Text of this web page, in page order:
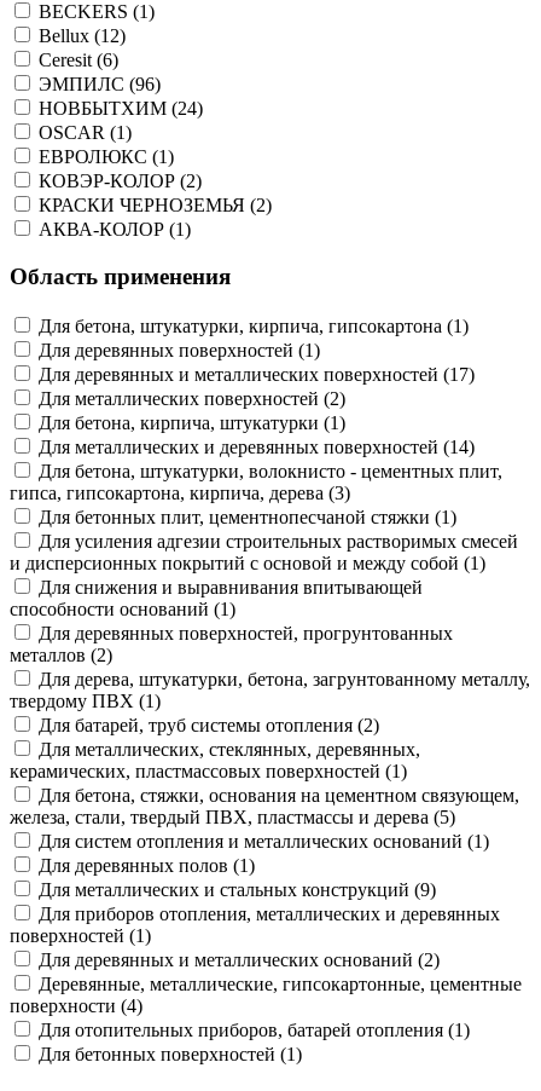
BECKERS (1)
Bellux (12)
Ceresit (6)
ЭМПИЛС (96)
НОВБЫТХИМ (24)
OSCAR (1)
ЕВРОЛЮКС (1)
КОВЭР-КОЛОР (2)
КРАСКИ ЧЕРНОЗЕМЬЯ (2)
АКВА-КОЛОР (1)
Область применения
Для бетона, штукатурки, кирпича, гипсокартона (1)
Для деревянных поверхностей (1)
Для деревянных и металлических поверхностей (17)
Для металлических поверхностей (2)
Для бетона, кирпича, штукатурки (1)
Для металлических и деревянных поверхностей (14)
Для бетона, штукатурки, волокнисто - цементных плит,
гипса, гипсокартона, кирпича, дерева (3)
Для бетонных плит, цементнопесчаной стяжки (1)
Для усиления адгезии строительных растворимых смесей
и дисперсионных покрытий с основой и между собой (1)
Для снижения и выравнивания впитывающей
способности оснований (1)
Для деревянных поверхностей, прогрунтованных
металлов (2)
Для дерева, штукатурки, бетона, загрунтованному металлу,
твердому ПВХ (1)
Для батарей, труб системы отопления (2)
Для металлических, стеклянных, деревянных,
керамических, пластмассовых поверхностей (1)
Для бетона, стяжки, основания на цементном связующем,
железа, стали, твердый ПВХ, пластмассы и дерева (5)
Для систем отопления и металлических оснований (1)
Для деревянных полов (1)
Для металлических и стальных конструкций (9)
Для приборов отопления, металлических и деревянных
поверхностей (1)
Для деревянных и металлических оснований (2)
Деревянные, металлические, гипсокартонные, цементные
поверхности (4)
Для отопительных приборов, батарей отопления (1)
Для бетонных поверхностей (1)